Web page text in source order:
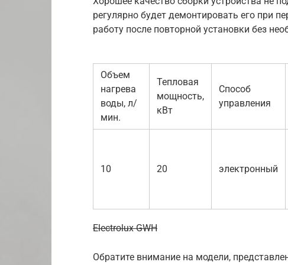
регулярно будет демонтировать его при
работу после повторной установки без
Объем
нагрева
воды, л/
мин.
Тепловая
мощность,
кВт
Способ
управления
10 20 электронный
Electrolux GWH
Обратите внимание на модели,